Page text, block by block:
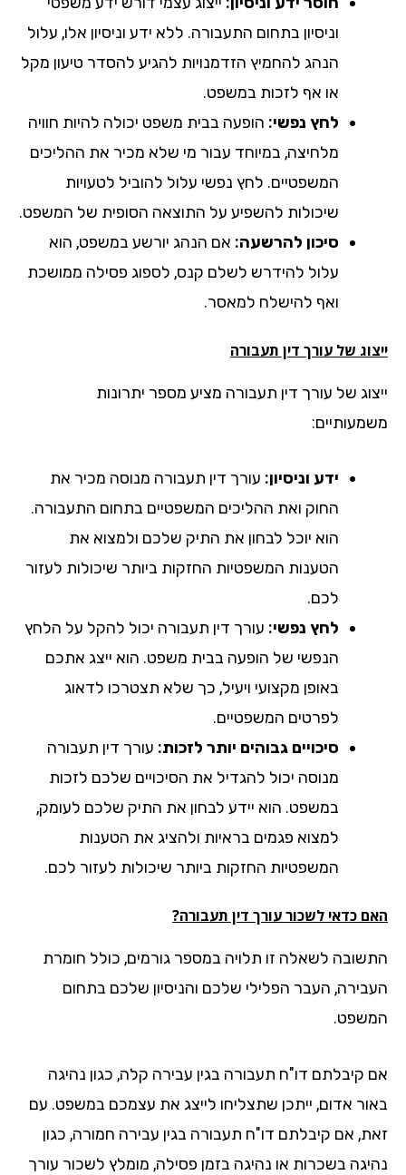
וניסיון בתחום התעבורה. ללא ידע וניסיון אלו, עלול
הנהג להחמיץ הזדמנויות להגיע להסדר טיעון מקל
או אף לזכות במשפט.
לחץ נפשי:הופעה בבית משפט יכולה להיות חוויה
מלחיצה, במיוחד עבור מי שלא מכיר את ההליכים
המשפטיים. לחץ נפשי עלול להוביל לטעויות
שיכולות להשפיע על התוצאה הסופית של המשפט.
סיכון להרשעה:אם הנהג יורשע במשפט, הוא
עלול להידרש לשלם קנס, לספוג פסילה ממושכת
ואף להישלח למאסר.
של עורך דין תעבורה
של עורך דין תעבורה מציע מספר יתרונות
ידע וניסיון:עורך דין תעבורה מנוסה מכיר את
החוק ואת ההליכים המשפטיים בתחום התעבורה.
הוא יוכל לבחון את התיק שלכם ולמצוא את
הטענות המשפטיות החזקות ביותר שיכולות לעזור
לחץ נפשי:עורך דין תעבורה יכול להקל על הלחץ
הנפשי של הופעה בבית משפט. הוא ייצג אתכם
באופן מקצועי ויעיל, כך שלא תצטרכו לדאוג
לפרטים המשפטיים.
סיכויים גבוהים יותר לזכות:עורך דין תעבורה
מנוסה יכול להגדיל את הסיכויים שלכם לזכות
במשפט. הוא יידע לבחון את התיק שלכם לעומק,
למצוא פגמים בראיות ולהציג את הטענות
המשפטיות החזקות ביותר שיכולות לעזור לכם.
כדאי לשכור עורך דין תעבורה?
לשאלה זו תלויה במספר גורמים, כולל חומרת
העבר הפלילי שלכם והניסיון שלכם בתחום
קיבלתם דו"ח תעבורה בגין עבירה קלה, כגון נהיגה
אדום, ייתכן שתצליחו לייצג את עצמכם במשפט. עם
אם קיבלתם דו"ח תעבורה בגין עבירה חמורה, כגון
בשכרות או נהיגה בזמן פסילה, מומלץ לשכור עורך